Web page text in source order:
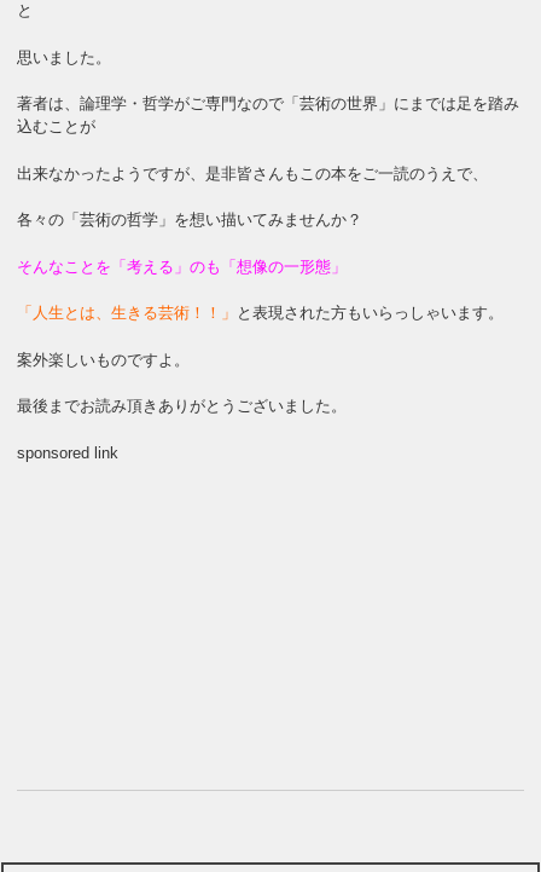
と
思いました。
著者は、論理学・哲学がご専門なので「芸術の世界」にまでは足を踏み
込むことが
出来なかったようですが、是非皆さんもこの本をご一読のうえで、
各々の「芸術の哲学」を想い描いてみませんか？
そんなことを「考える」のも「想像の一形態」
「人生とは、生きる芸術！！」 と表現された方もいらっしゃいます。
案外楽しいものですよ。
最後までお読み頂きありがとうございました。
sponsored link